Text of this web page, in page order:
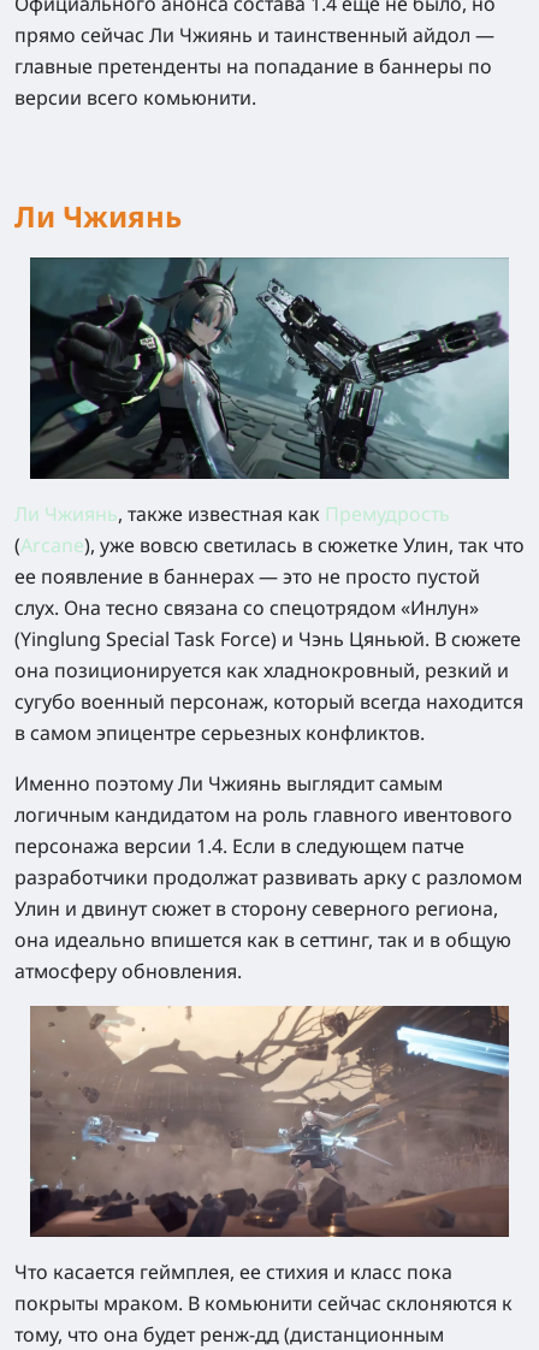
прямо сейчас Ли Чжиянь и таинственный айдол —
главные претенденты на попадание в баннеры по
версии всего комьюнити.
Ли Чжиянь
Ли Чжиянь, также известная как Премудрость
(Arcane), уже вовсю светилась в сюжетке Улин, так что
ее появление в баннерах — это не просто пустой
слух. Она тесно связана со спецотрядом «Инлун»
(Yinglung Special Task Force) и Чэнь Цяньюй. В сюжете
она позиционируется как хладнокровный, резкий и
сугубо военный персонаж, который всегда находится
в самом эпицентре серьезных конфликтов.
Именно поэтому Ли Чжиянь выглядит самым
логичным кандидатом на роль главного ивентового
персонажа версии 1.4. Если в следующем патче
разработчики продолжат развивать арку с разломом
Улин и двинут сюжет в сторону северного региона,
она идеально впишется как в сеттинг, так и в общую
атмосферу обновления.
Что касается геймплея, ее стихия и класс пока
покрыты мраком. В комьюнити сейчас склоняются к
тому, что она будетренж-дд(дистанционным